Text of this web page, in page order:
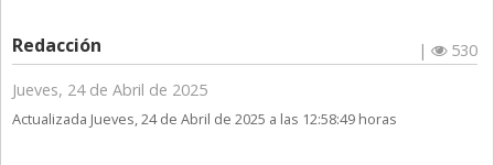
Redacción |
530
Jueves, 24 de Abril de 2025
Actualizada Jueves, 24 de Abril de 2025 a las 12:58:49 horas